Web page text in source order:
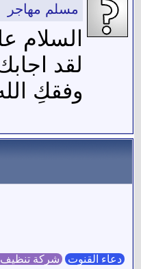
مسلم مهاجر
السلام
لقد
وفقكِ
دعاء القنوت شركة تنظيف